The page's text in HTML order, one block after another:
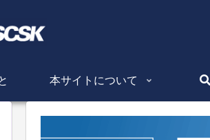
本サイトについて